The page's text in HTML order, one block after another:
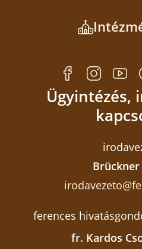
Ügyintézés,
Brückner
ferences
fr. Kardos